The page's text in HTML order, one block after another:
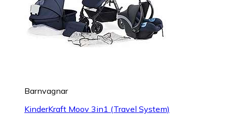
Barnvagnar
KinderKraft Moov 3in1 (Travel System)